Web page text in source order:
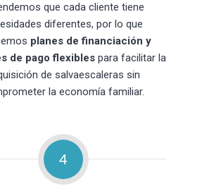
que cada cliente tiene
diferentes, por lo que
planes de financiación y
de pago flexiblespara facilitar la
de salvaescaleras sin
la economía familiar.
4